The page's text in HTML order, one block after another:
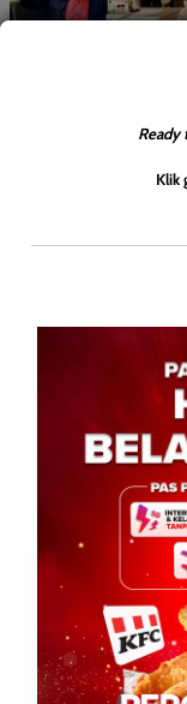
Hajiji Seru
KOTA KINABALU: 9
Rakyat Sabah
menggesa semua
mempertingkatkan
Ready
Klik